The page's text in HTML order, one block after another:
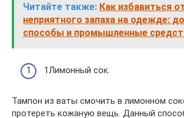
Читайте также: Как избавиться
неприятного запаха на одежде:
способы и промышленные
1Лимонный сок.
Тампон из ваты смочить в лимонном
протереть кожаную вещь. Данный